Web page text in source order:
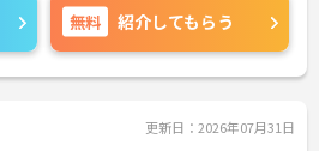
無料 紹介してもらう
更新日：2026年07月31日